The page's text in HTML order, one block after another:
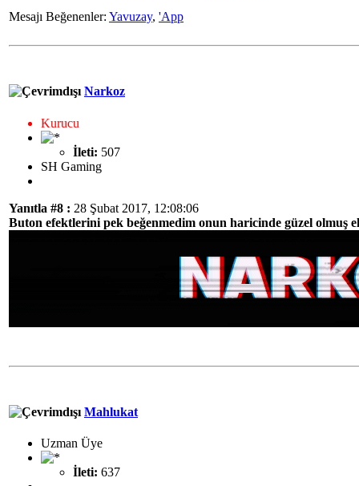
Mesajı Beğenenler: Yavuzay, 'App
Narkoz
Kurucu
İleti: 507
SH Gaming
Yanıtla #8 : 28 Şubat 2017, 12:08:06
Buton efektlerini pek beğenmedim onun haricinde güzel olmuş
Mahlukat
Uzman Üye
İleti: 637